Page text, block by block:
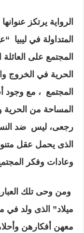
الرواية يرتكز
المتداولة في ليبيا “
المجتمع على
الحرية في الخروج
المجتمع ، مع وجود
المساحة من
رجعى، ليس ضد
الذى يحمل عقل
وعادات وفكر
ومن وحى تلك
ميلاد” الذى ولد في
معهن أفكارهن